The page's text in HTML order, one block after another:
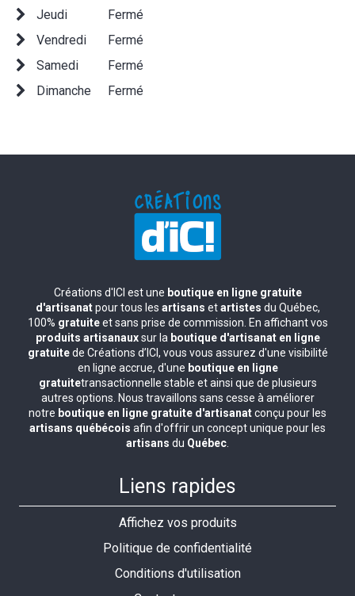
Jeudi
Fermé
Vendredi
Fermé
Samedi
Fermé
Dimanche
Fermé
Créations d'ICI est une boutique en ligne gratuite
d'artisanatpour tous les artisans etartistes du Québec,
100% gratuiteet sans prise de commission. En affichant vos
produits artisanauxsur la boutique d'artisanat en ligne
gratuitede Créations d’ICI, vous vous assurez d'une visibilité
en ligne accrue, d'une boutique en ligne
gratuitetransactionnelle stable et ainsi que de plusieurs
autres options. Nous travaillons sans cesse à améliorer
notre boutique en ligne gratuite d'artisanatconçu pour les
artisans québécois afin d'offrir un concept unique pour les
artisans du Québec
Liens rapides
Affichez vos produits
Politique de confidentialité
Conditions d'utilisation